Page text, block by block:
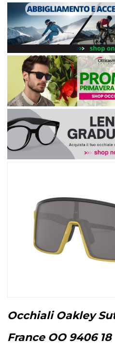
Occhiali Oakley
France OO 9406 18